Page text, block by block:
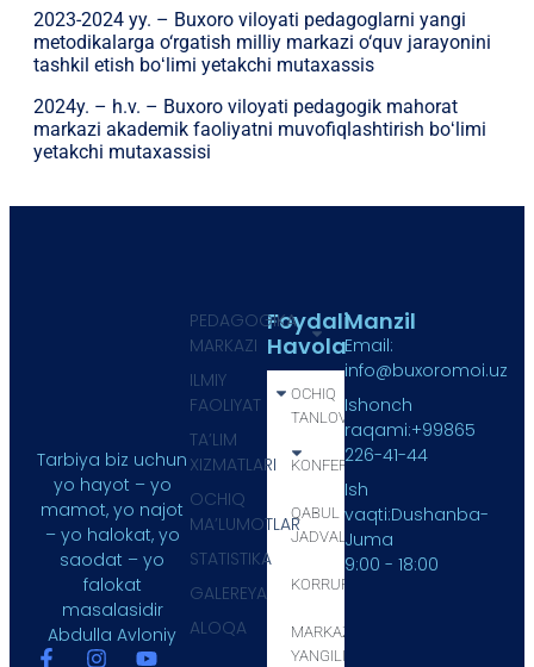
2023-2024 yy. – Buxoro viloyati pedagoglarni yangi
metodikalarga o‘rgatish milliy markazi o‘quv jarayonini
tashkil etish boʻlimi yetakchi mutaxassis
2024y. – h.v. – Buxoro viloyati pedagogik mahorat
markazi akademik faoliyatni muvofiqlashtirish boʻlimi
yetakchi mutaxassisi
Tarbiya biz uchun
yo hayot – yo
mamot, yo najot
– yo halokat, yo
saodat – yo
falokat
masalasidir
Abdulla Avloniy
Foydali
Havola
OCHIQ
TANLOV
KONFERENSIYA
QABUL
JADVALI
KORRUPSIYA
MARKAZ
YANGILIKLARI
PEDAGOGIKA
MARKAZI
ILMIY
FAOLIYAT
TA’LIM
XIZMATLARI
OCHIQ
MA’LUMOTLAR
STATISTIKA
GALEREYA
ALOQA
Manzil
Email:
info@buxoromoi.uz
Ishonch
raqami:+99865
226-41-44
Ish
vaqti:Dushanba-
Juma
9:00 - 18:00